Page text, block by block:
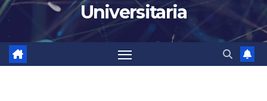
Universitaria